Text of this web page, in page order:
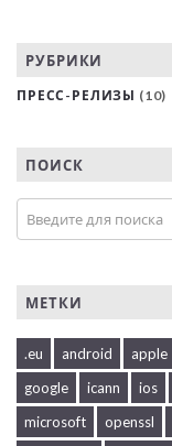
РУБРИКИ
ПРЕСС-РЕЛИЗЫ (10)
ПОИСК
МЕТКИ
.eu android apple
google
icann ios
microsoft
openssl